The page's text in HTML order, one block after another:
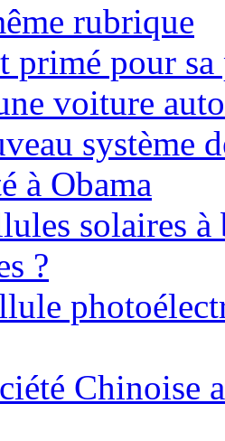
rubrique
primé pour
voiture
système
à Obama
solaires
?
Chinoise